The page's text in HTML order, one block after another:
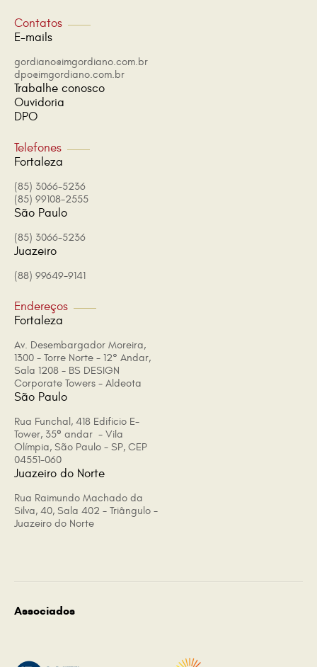
Contatos
E-mails
gordiano@imgordiano.com.br
dpo@imgordiano.com.br
Trabalhe conosco
Ouvidoria
DPO
Telefones
Fortaleza
(85) 3066-5236
(85) 99108-2555
São Paulo
(85) 3066-5236
Juazeiro
(88) 99649-9141
Endereços
Fortaleza
Av. Desembargador Moreira,
1300 - Torre Norte - 12° Andar,
Sala 1208 - BS DESIGN
Corporate Towers - Aldeota
São Paulo
Rua Funchal, 418 Edificio E-
Tower, 35º andar - Vila
Olímpia, São Paulo - SP, CEP
04551-060
Juazeiro do Norte
Rua Raimundo Machado da
Silva, 40, Sala 402 - Triângulo -
Juazeiro do Norte
Associados